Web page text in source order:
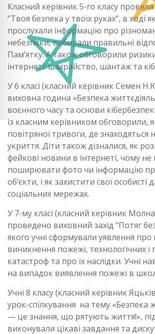
Класний керівник 5-го класу
“Твоя безпека у твоїх руках”, в ході
прослухали інформацію про
небезпеки, вибирали правильні
Пам’ятку. А також обговорили
інтернеті: шахрайство, шантаж та
У 6 класі (класний керівник Семен
виховна година «Безпека
воєнного часу та основи
із класним керівником обговорили,
повітряної тривоги, де знаходяться
укриття. Діти також дізналися, як
фейкові новини в інтернеті, чому
поширювати фото чи інформацію
об’єкти, і як захистити свої особисті
соціальних мережах.
У 7-му класі (класний керівник
проведено виховний захід “Потяг
якого учні сформували уявлення
виникнення пожежі, технологічних і
катастроф та про їх наслідки. Учні
на випадок виявлення пожежі в
Учні 8 класу (класний керівник
урок-спілкування на тему «Безпека
— це знання, що рятують життя!», під
виконували цікаві завдання та